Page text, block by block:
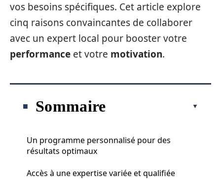
vos besoins spécifiques. Cet article explore
cinq raisons convaincantes de collaborer
avec un expert local pour booster votre
performance et votre motivation.
Sommaire
Un programme personnalisé pour des
résultats optimaux
Accès à une expertise variée et qualifiée